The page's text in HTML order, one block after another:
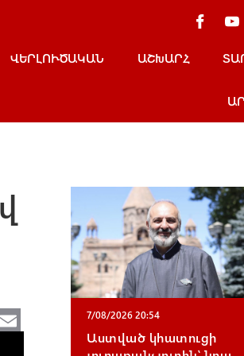
ՎԵՐԼՈՒԾԱԿԱՆ ԱՇԽԱՐՀ
Te 7/08/2026 20:54
Աստված կհատուցի